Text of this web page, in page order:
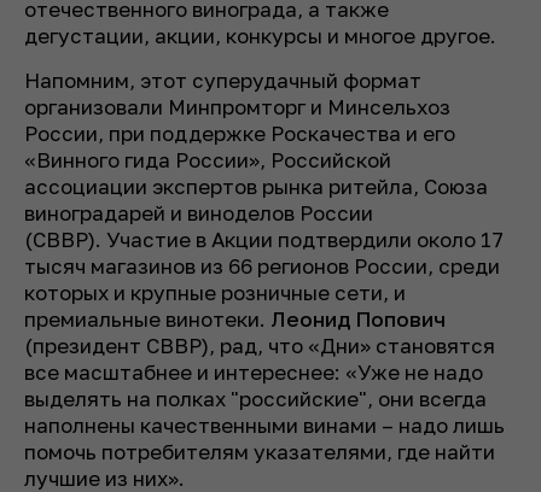
отечественного винограда, а также
дегустации, акции, конкурсы и многое другое.
Напомним, этот суперудачный формат
организовали Минпромторг и Минсельхоз
России, при поддержке Роскачества и его
«Винного гида России», Российской
ассоциации экспертов рынка ритейла, Союза
виноградарей и виноделов России
(СВВР). Участие в Акции подтвердили около 17
тысяч магазинов из 66 регионов России, среди
которых и крупные розничные сети, и
премиальные винотеки. Леонид Попович
(президент СВВР), рад, что «Дни» становятся
все масштабнее и интереснее: «Уже не надо
выделять на полках "российские", они всегда
наполнены качественными винами – надо лишь
помочь потребителям указателями, где найти
лучшие из них».